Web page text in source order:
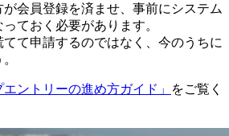
会員登録を済ませ、事前にシステム
ておく必要があります。
て申請するのではなく、今のうちに
エントリーの進め方ガイド」
をご覧く